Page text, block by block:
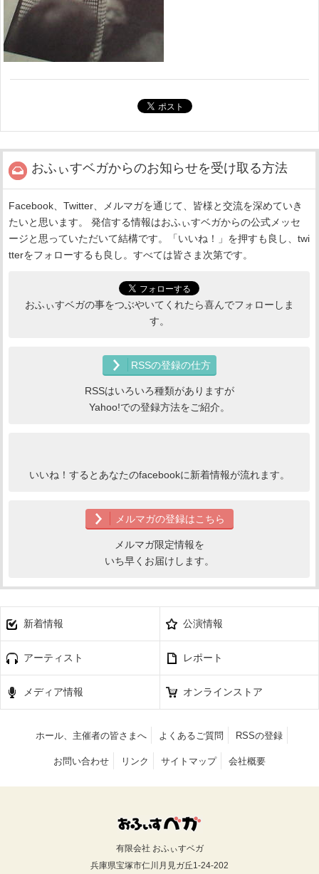
おふぃすベガからのお知らせを受け取る方法
Facebook、Twitter、メルマガを通じて、皆様と交流を深めていき
たいと思います。 発信する情報はおふぃすベガからの公式メッセ
ージと思っていただいて結構です。「いいね！」を押すも良し、twi
tterをフォローするも良し。すべては皆さま次第です。
おふぃすベガの事をつぶやいてくれたら喜んでフォローしま
す。
RSSの登録の仕方
RSSはいろいろ種類がありますが
Yahoo!での登録方法をご紹介。
いいね！するとあなたのfacebookに新着情報が流れます。
メルマガの登録はこちら
メルマガ限定情報を
いち早くお届けします。
新着情報 公演情報
アーティスト レポート
メディア情報 オンラインストア
ホール、主催者の皆さまへ よくあるご質問 RSSの登録
お問い合わせ リンク サイトマップ 会社概要
有限会社 おふぃすベガ
兵庫県宝塚市仁川月見ガ丘1-24-202